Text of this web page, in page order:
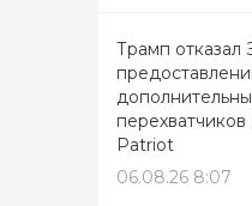
Трамп отказал
Patriot
06.08.26 8:07